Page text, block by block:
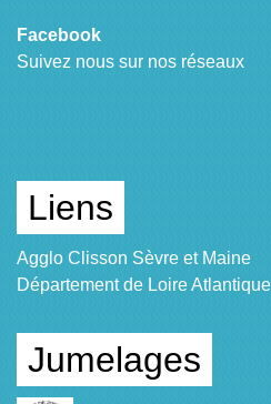
Facebook
Suivez nous sur nos réseaux
Liens
Agglo Clisson Sèvre et Maine
Département de Loire Atlantique
Jumelages